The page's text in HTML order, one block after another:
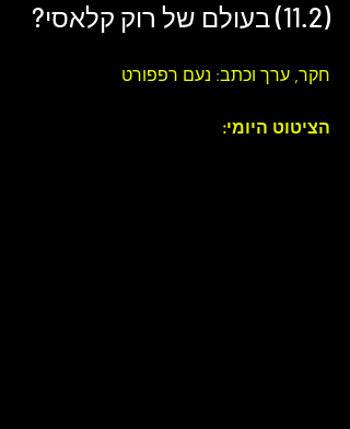
(11.2) בעולם של
רוק קלאסי?
חקר, ערך וכתב: נעם רפפורט
הציטוט היומי: